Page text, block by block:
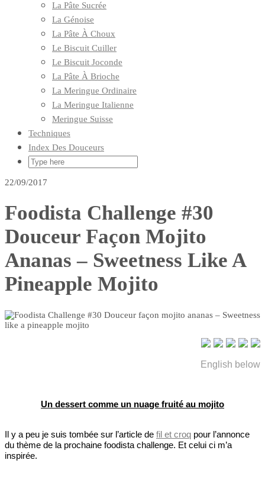
La Pâte Sucrée
La Génoise
La Pâte À Choux
Le Biscuit Cuiller
Le Biscuit Joconde
La Pâte À Brioche
La Meringue Ordinaire
La Meringue Italienne
Meringue Suisse
Techniques
Index Des Douceurs
22/09/2017
Foodista Challenge #30
Douceur Façon Mojito
Ananas – Sweetness Like A
Pineapple Mojito
English below
Un dessert comme un nuage fruité au mojito
Il y a peu je suis tombée sur l’article de fil et croq pour l’annonce
du thème de la prochaine foodista challenge. Et celui ci m’a
inspirée.